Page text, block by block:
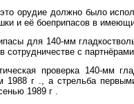
орудие должно было
и её боеприпасов в
для 140-мм
сотрудничестве с
проверка 140-мм
1988 г ., а стрельба
1989 г .